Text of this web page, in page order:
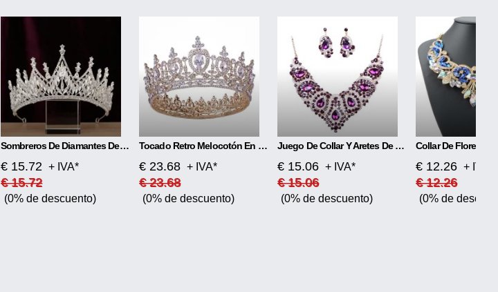
Sombreros De Diamantes De Imitación Exquisitos De Lujo Con Corona Barroca
€ 15.72 + IVA*
€ 15.72
(0% de descuento)
Tocado Retro Melocotón En Forma De Corazón Corona Redonda
€ 23.68 + IVA*
€ 23.68
(0% de descuento)
Juego De Collar Y Aretes De Novia Coloridos
€ 15.06 + IVA*
€ 15.06
(0% de descuento)
€ 12.26 + IVA*
€ 12.26
(0% de